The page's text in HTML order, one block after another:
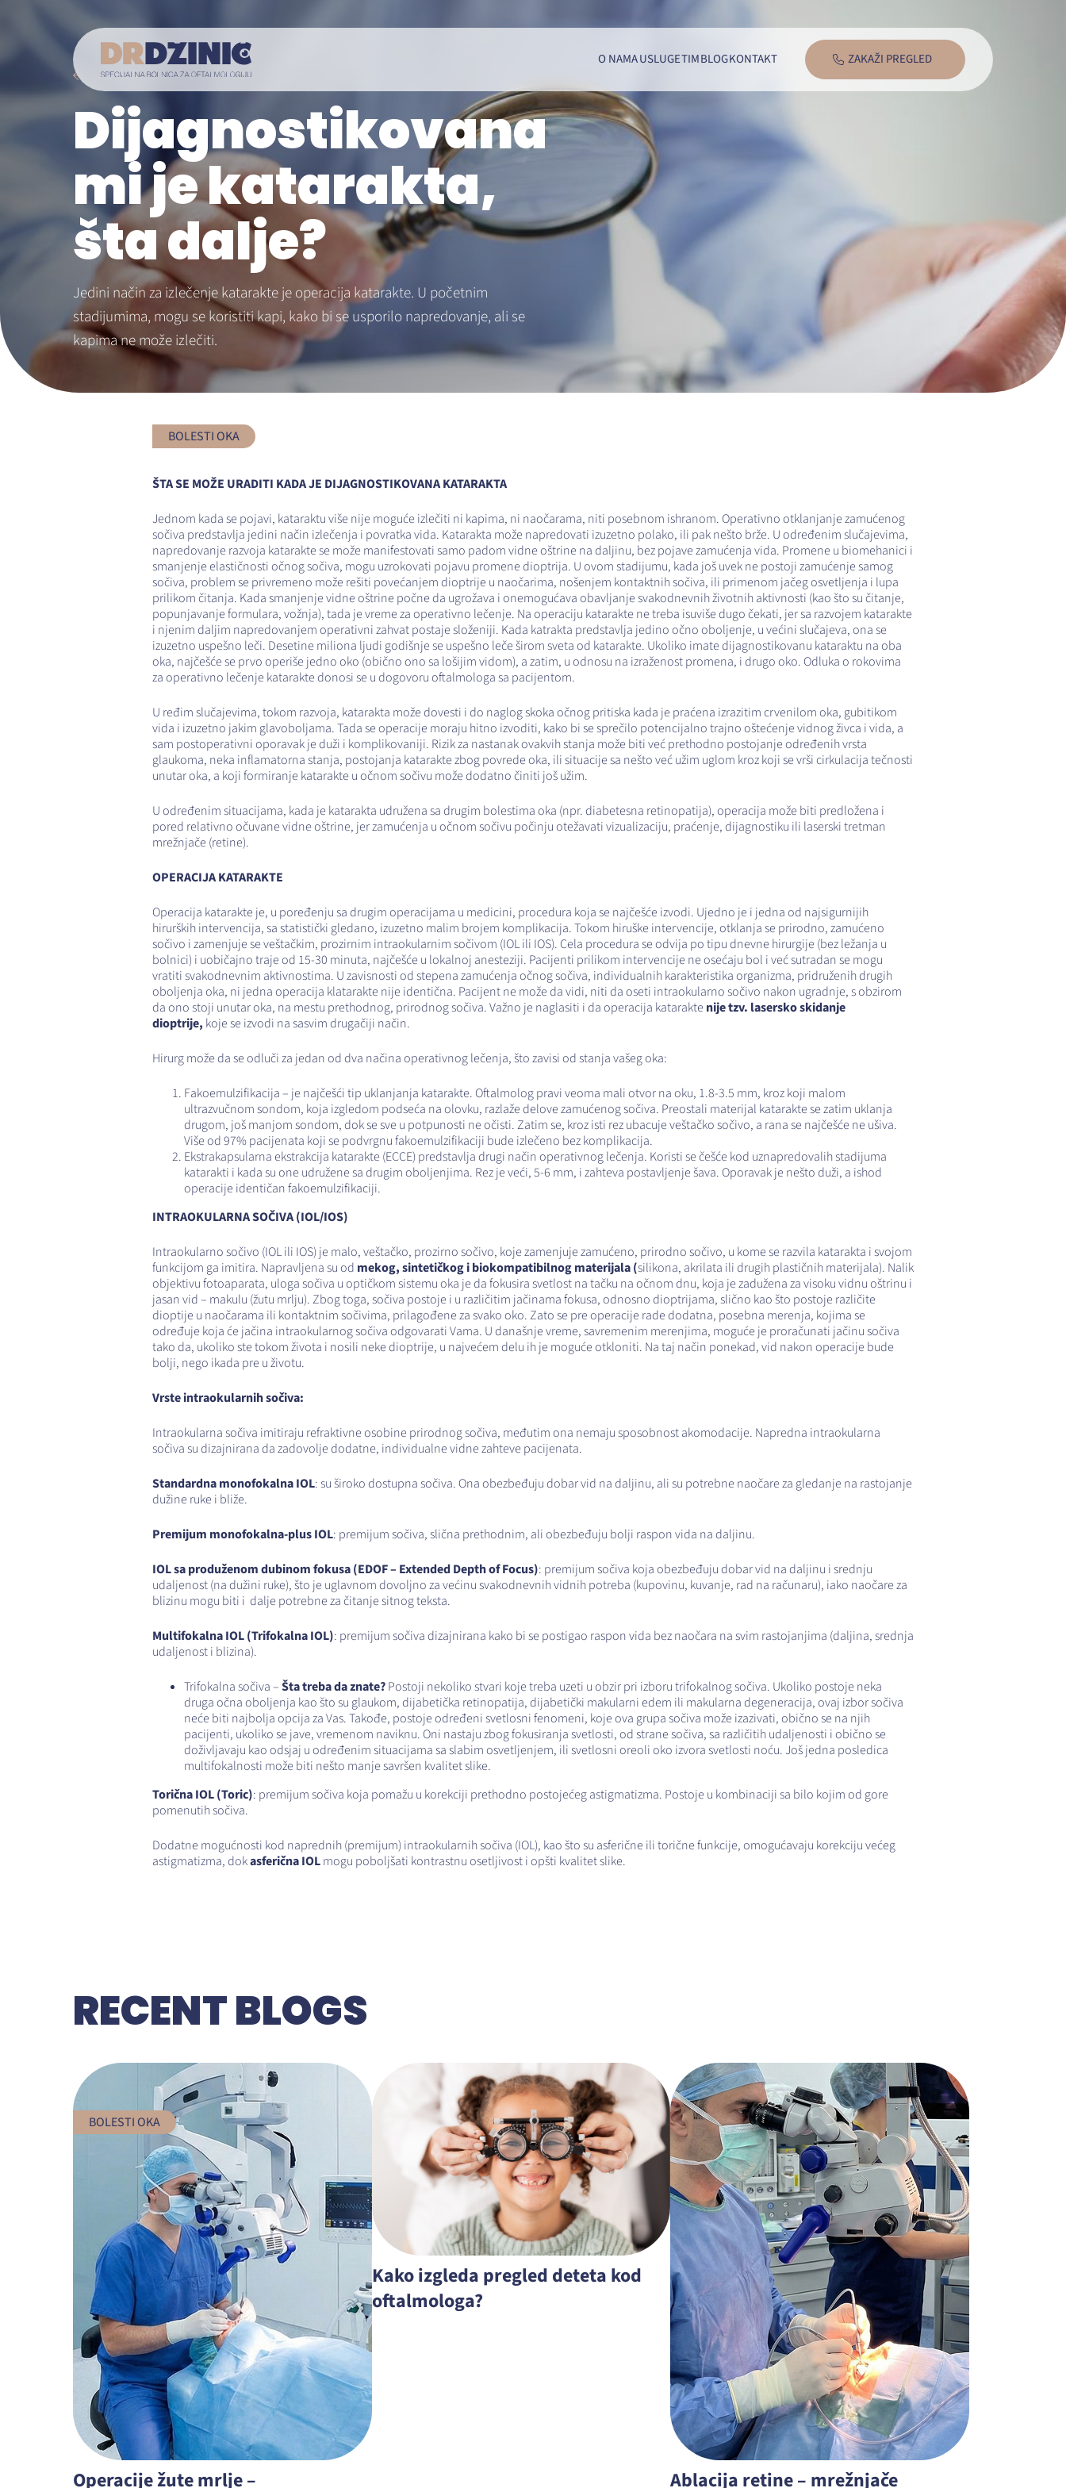
O NAMAUSLUGETIMBLOGKONTAKT
ZAKAŽI PREGLED
Back to Blog
Dijagnostikovana
mi je katarakta,
šta dalje?
Jedini način za izlečenje katarakte je operacija katarakte. U početnim
stadijumima, mogu se koristiti kapi, kako bi se usporilo napredovanje, ali se
kapima ne može izlečiti.
BOLESTI OKA
ŠTA SE MOŽE URADITI KADA JE DIJAGNOSTIKOVANA KATARAKTA
Jednom kada se pojavi, kataraktu više nije moguće izlečiti ni kapima, ni naočarama, niti posebnom ishranom. Operativno otklanjanje zamućenog
sočiva predstavlja jedini način izlečenja i povratka vida. Katarakta može napredovati izuzetno polako, ili pak nešto brže. U određenim slučajevima,
napredovanje razvoja katarakte se može manifestovati samo padom vidne oštrine na daljinu, bez pojave zamućenja vida. Promene u biomehanici i
smanjenje elastičnosti očnog sočiva, mogu uzrokovati pojavu promene dioptrija. U ovom stadijumu, kada još uvek ne postoji zamućenje samog
sočiva, problem se privremeno može rešiti povećanjem dioptrije u naočarima, nošenjem kontaktnih sočiva, ili primenom jačeg osvetljenja i lupa
prilikom čitanja. Kada smanjenje vidne oštrine počne da ugrožava i onemogućava obavljanje svakodnevnih životnih aktivnosti (kao što su čitanje,
popunjavanje formulara, vožnja), tada je vreme za operativno lečenje. Na operaciju katarakte ne treba isuviše dugo čekati, jer sa razvojem katarakte
i njenim daljim napredovanjem operativni zahvat postaje složeniji. Kada katrakta predstavlja jedino očno oboljenje, u većini slučajeva, ona se
izuzetno uspešno leči. Desetine miliona ljudi godišnje se uspešno leče širom sveta od katarakte. Ukoliko imate dijagnostikovanu kataraktu na oba
oka, najčešće se prvo operiše jedno oko (obično ono sa lošijim vidom), a zatim, u odnosu na izraženost promena, i drugo oko. Odluka o rokovima
za operativno lečenje katarakte donosi se u dogovoru oftalmologa sa pacijentom.
U ređim slučajevima, tokom razvoja, katarakta može dovesti i do naglog skoka očnog pritiska kada je praćena izrazitim crvenilom oka, gubitikom
vida i izuzetno jakim glavoboljama. Tada se operacije moraju hitno izvoditi, kako bi se sprečilo potencijalno trajno oštećenje vidnog živca i vida, a
sam postoperativni oporavak je duži i komplikovaniji. Rizik za nastanak ovakvih stanja može biti već prethodno postojanje određenih vrsta
glaukoma, neka inflamatorna stanja, postojanja katarakte zbog povrede oka, ili situacije sa nešto već užim uglom kroz koji se vrši cirkulacija tečnosti
unutar oka, a koji formiranje katarakte u očnom sočivu može dodatno činiti još užim.
U određenim situacijama, kada je katarakta udružena sa drugim bolestima oka (npr. diabetesna retinopatija), operacija može biti predložena i
pored relativno očuvane vidne oštrine, jer zamućenja u očnom sočivu počinju otežavati vizualizaciju, praćenje, dijagnostiku ili laserski tretman
mrežnjače (retine).
OPERACIJA KATARAKTE
Operacija katarakte je, u poređenju sa drugim operacijama u medicini, procedura koja se najčešće izvodi. Ujedno je i jedna od najsigurnijih
hirurških intervencija, sa statistički gledano, izuzetno malim brojem komplikacija. Tokom hiruške intervencije, otklanja se prirodno, zamućeno
sočivo i zamenjuje se veštačkim, prozirnim intraokularnim sočivom (IOL ili IOS). Cela procedura se odvija po tipu dnevne hirurgije (bez ležanja u
bolnici) i uobičajno traje od 15-30 minuta, najčešće u lokalnoj anesteziji. Pacijenti prilikom intervencije ne osećaju bol i već sutradan se mogu
vratiti svakodnevnim aktivnostima. U zavisnosti od stepena zamućenja očnog sočiva, individualnih karakteristika organizma, pridruženih drugih
oboljenja oka, ni jedna operacija klatarakte nije identična. Pacijent ne može da vidi, niti da oseti intraokularno sočivo nakon ugradnje, s obzirom
da ono stoji unutar oka, na mestu prethodnog, prirodnog sočiva. Važno je naglasiti i da operacija katarakte nije tzv. lasersko skidanje
dioptrije, koje se izvodi na sasvim drugačiji način.
Hirurg može da se odluči za jedan od dva načina operativnog lečenja, što zavisi od stanja vašeg oka:
Fakoemulzifikacija – je najčešći tip uklanjanja katarakte. Oftalmolog pravi veoma mali otvor na oku, 1.8-3.5 mm, kroz koji malom
ultrazvučnom sondom, koja izgledom podseća na olovku, razlaže delove zamućenog sočiva. Preostali materijal katarakte se zatim uklanja
drugom, još manjom sondom, dok se sve u potpunosti ne očisti. Zatim se, kroz isti rez ubacuje veštačko sočivo, a rana se najčešće ne ušiva.
Više od 97% pacijenata koji se podvrgnu fakoemulzifikaciji bude izlečeno bez komplikacija.
Ekstrakapsularna ekstrakcija katarakte (ECCE) predstavlja drugi način operativnog lečenja. Koristi se češće kod uznapredovalih stadijuma
katarakti i kada su one udružene sa drugim oboljenjima. Rez je veći, 5-6 mm, i zahteva postavljenje šava. Oporavak je nešto duži, a ishod
operacije identičan fakoemulzifikaciji.
INTRAOKULARNA SOČIVA (IOL/IOS)
Intraokularno sočivo (IOL ili IOS) je malo, veštačko, prozirno sočivo, koje zamenjuje zamućeno, prirodno sočivo, u kome se razvila katarakta i svojom
funkcijom ga imitira. Napravljena su od mekog, sintetičkog i biokompatibilnog materijala (silikona, akrilata ili drugih plastičnih materijala). Nalik
objektivu fotoaparata, uloga sočiva u optičkom sistemu oka je da fokusira svetlost na tačku na očnom dnu, koja je zadužena za visoku vidnu oštrinu i
jasan vid – makulu (žutu mrlju). Zbog toga, sočiva postoje i u različitim jačinama fokusa, odnosno dioptrijama, slično kao što postoje različite
dioptije u naočarama ili kontaktnim sočivima, prilagođene za svako oko. Zato se pre operacije rade dodatna, posebna merenja, kojima se
određuje koja će jačina intraokularnog sočiva odgovarati Vama. U današnje vreme, savremenim merenjima, moguće je proračunati jačinu sočiva
tako da, ukoliko ste tokom života i nosili neke dioptrije, u najvećem delu ih je moguće otkloniti. Na taj način ponekad, vid nakon operacije bude
bolji, nego ikada pre u životu.
Vrste intraokularnih sočiva:
Intraokularna sočiva imitiraju refraktivne osobine prirodnog sočiva, međutim ona nemaju sposobnost akomodacije. Napredna intraokularna
sočiva su dizajnirana da zadovolje dodatne, individualne vidne zahteve pacijenata.
Standardna monofokalna IOL: su široko dostupna sočiva. Ona obezbeđuju dobar vid na daljinu, ali su potrebne naočare za gledanje na rastojanje
dužine ruke i bliže.
Premijum monofokalna-plus IOL: premijum sočiva, slična prethodnim, ali obezbeđuju bolji raspon vida na daljinu.
IOL sa produženom dubinom fokusa (EDOF – Extended Depth of Focus): premijum sočiva koja obezbeđuju dobar vid na daljinu i srednju
udaljenost (na dužini ruke), što je uglavnom dovoljno za većinu svakodnevnih vidnih potreba (kupovinu, kuvanje, rad na računaru), iako naočare za
blizinu mogu biti i dalje potrebne za čitanje sitnog teksta.
Multifokalna IOL (Trifokalna IOL): premijum sočiva dizajnirana kako bi se postigao raspon vida bez naočara na svim rastojanjima (daljina, srednja
udaljenost i blizina).
Trifokalna sočiva –Šta treba da znate?Postoji nekoliko stvari koje treba uzeti u obzir pri izboru trifokalnog sočiva. Ukoliko postoje neka
druga očna oboljenja kao što su glaukom, dijabetička retinopatija, dijabetički makularni edem ili makularna degeneracija, ovaj izbor sočiva
neće biti najbolja opcija za Vas. Takođe, postoje određeni svetlosni fenomeni, koje ova grupa sočiva može izazivati, obično se na njih
pacijenti, ukoliko se jave, vremenom naviknu. Oni nastaju zbog fokusiranja svetlosti, od strane sočiva, sa različitih udaljenosti i obično se
doživljavaju kao odsjaj u određenim situacijama sa slabim osvetljenjem, ili svetlosni oreoli oko izvora svetlosti noću. Još jedna posledica
multifokalnosti može biti nešto manje savršen kvalitet slike.
Torična IOL (Toric): premijum sočiva koja pomažu u korekciji prethodno postojećeg astigmatizma. Postoje u kombinaciji sa bilo kojim od gore
pomenutih sočiva.
Dodatne mogućnosti kod naprednih (premijum) intraokularnih sočiva (IOL), kao što su asferične ili torične funkcije, omogućavaju korekciju većeg
astigmatizma, dokasferična IOLmogu poboljšati kontrastnu osetljivost i opšti kvalitet slike.
RECENT BLOGS
BOLESTI OKA
Operacije žute mrlje –
Kako izgleda pregled deteta kod
oftalmologa?
Ablacija retine – mrežnjače